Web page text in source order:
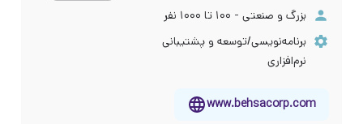
بزرگ و صنعتی - ۱۰۰ تا ۱۰۰۰ نفر
برنامه‌نویسی/توسعه و پشتیبانی
نرم‌افزاری
www.behsacorp.com